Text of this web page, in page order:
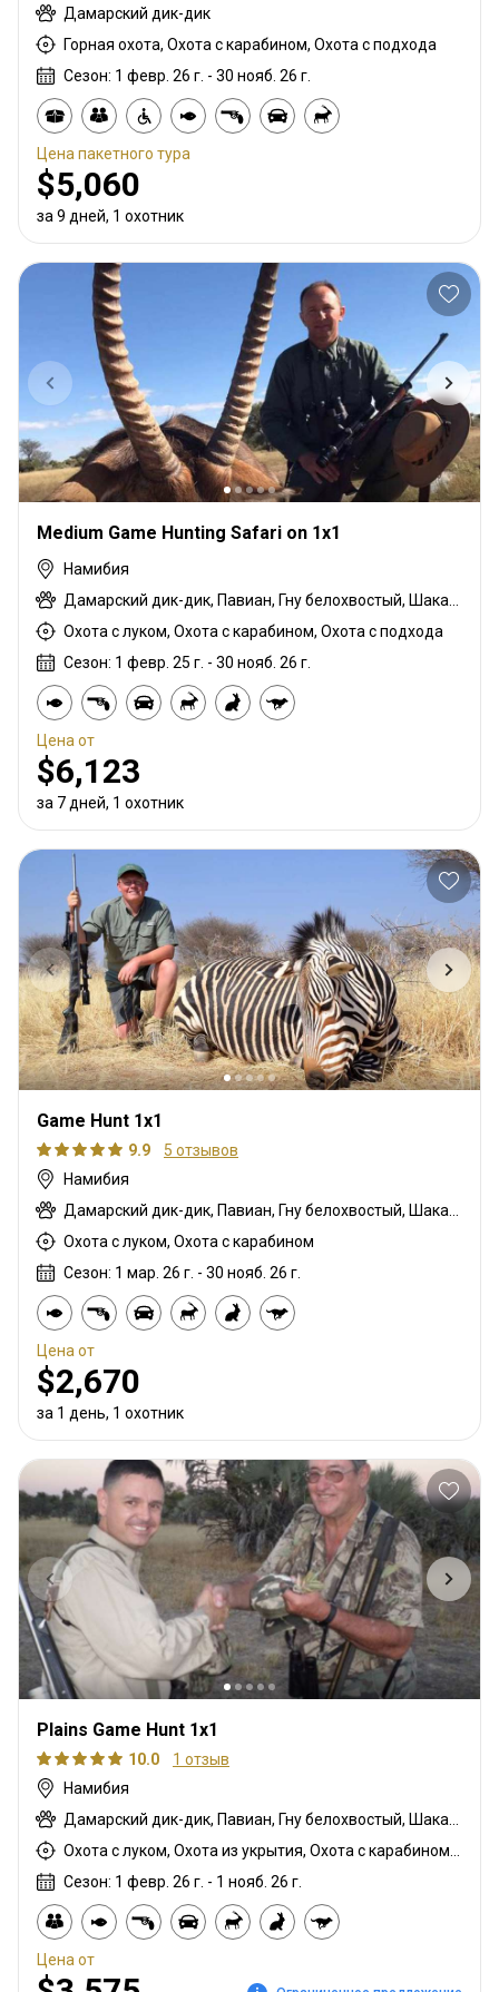
Дамарский дик-дик
Горная охота, Охота с карабином, Охота с подхода
Сезон: 1 февр. 26 г. - 30 нояб. 26 г.
Цена пакетного тура
$5,060
за 9 дней, 1 охотник
Medium Game Hunting Safari on 1x1
Намибия
Дамарский дик-дик, Павиан, Гну белохвостый, Шакал чепрачный, Импала черномордая, Гну голубой, Гиена бурая, Зебра саванная (Бурчеллова), Каракал, Блесбок, Дукер кустарниковый, Спрингбок, Иланд, Жираф, Зебра горная (Хартмана), Импала, Антилопа прыгун, Куду, Ньяла, Орикс, Страус, Южноафриканский Конгони, Личи красный, Роан, Соболь, Стенбок, Бородавочник, Козёл водный
Охота с луком, Охота с карабином, Охота с подхода
Сезон: 1 февр. 25 г. - 30 нояб. 26 г.
Цена от
$6,123
за 7 дней, 1 охотник
Game Hunt 1x1
9.9
5 отзывов
Намибия
Охота с луком, Охота с карабином
Сезон: 1 мар. 26 г. - 30 нояб. 26 г.
Цена от
$2,670
за 1 день, 1 охотник
Plains Game Hunt 1x1
10.0
1 отзыв
Намибия
Сезон: 1 февр. 26 г. - 1 нояб. 26 г.
Цена от